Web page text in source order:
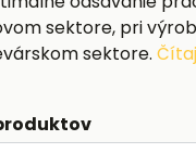
sektore, pri
sektore.